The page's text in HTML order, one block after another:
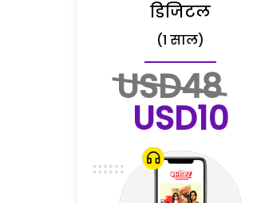
डिजिटल
(1 साल)
USD48
USD10